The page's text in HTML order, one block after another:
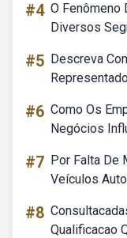
#4 O Fenômeno
Diversos
#5 Descreva
#6 Como Os
Negócios
#7 Por Falta De
Veículos
#8
Qualificacao